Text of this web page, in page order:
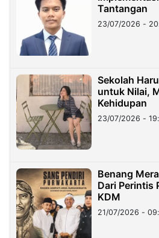
Tantangan
23/07/2026 -
Sekolah
untuk Nilai,
Kehidupan
23/07/2026 -
Benang
Dari Perintis
KDM
21/07/2026 -